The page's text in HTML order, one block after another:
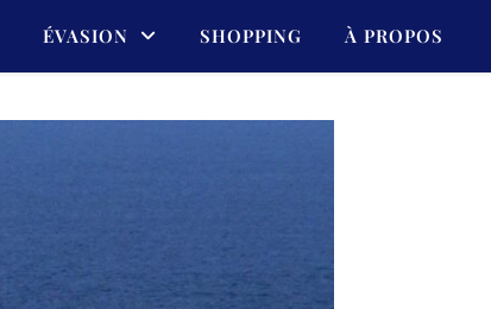
ÉVASION SHOPPING À PROPOS